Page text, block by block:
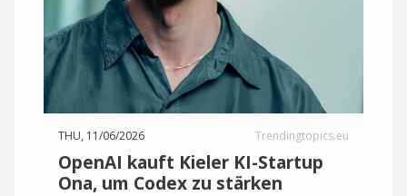
THU, 11/06/2026 Trendingtopics.eu
OpenAI kauft Kieler KI-Startup
Ona, um Codex zu stärken